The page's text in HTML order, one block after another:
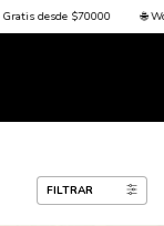
🌐 Worldwide Shipping 🌐
FILTRAR